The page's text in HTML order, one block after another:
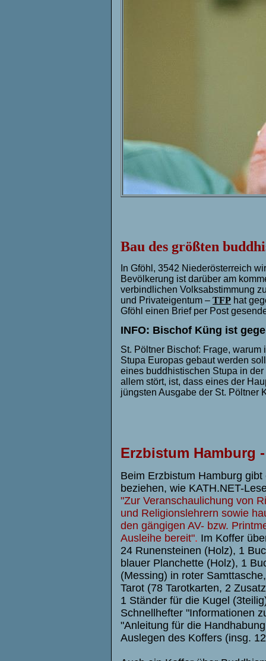
Bau des größten
In Gföhl, 3542 Niederösterreich
Bevölkerung ist darüber am
verbindlichen Volksabstimmung
und Privateigentum – TFP hat
Gföhl einen Brief per Post
INFO: Bischof Küng ist
St. Pöltner Bischof: Frage,
Stupa Europas gebaut werden
eines buddhistischen Stupa in
allem stört, ist, dass eines der
jüngsten Ausgabe der St.
Erzbistum Hamburg
Beim Erzbistum Hamburg
beziehen, wie KATH.NET-
"Zur Veranschaulichung von
und Religionslehrern sowie
den gängigen AV- bzw.
Ausleihe bereit". Im Koffer
24 Runensteinen (Holz), 1
blauer Planchette (Holz), 1
(Messing) in roter
Tarot (78 Tarotkarten, 2
1 Ständer für die Kugel
Schnellhefter "Informationen
"Anleitung für die
Auslegen des Koffers (insg.